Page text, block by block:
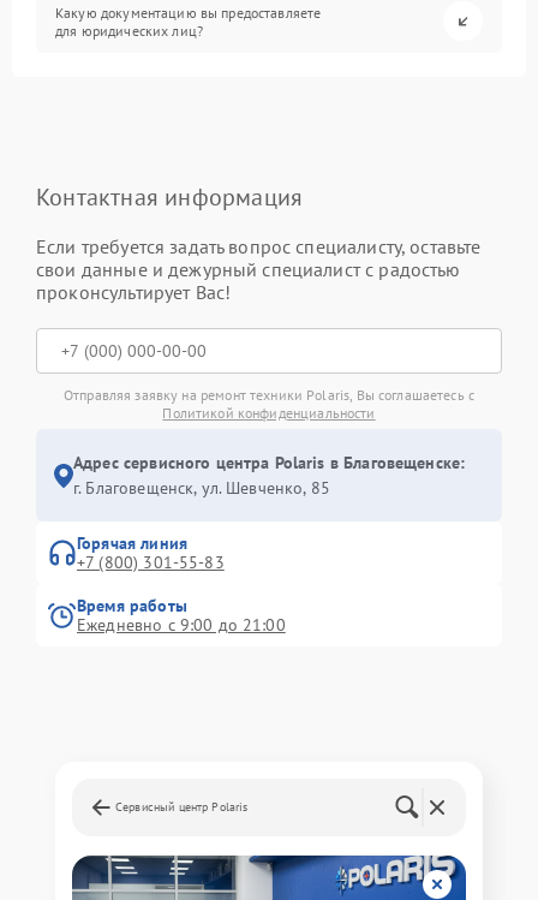
Какую документацию вы предоставляете
для юридических лиц?
Контактная информация
Если требуется задать вопрос специалисту, оставьте
свои данные и дежурный специалист с радостью
проконсультирует Вас!
Отправляя заявку на ремонт техники Polaris, Вы соглашаетесь с
Политикой конфиденциальности
Адрес сервисного центра Polaris в Благовещенске:
г. Благовещенск, ул. Шевченко, 85
Горячая линия
+7 (800) 301-55-83
Время работы
Ежедневно с 9:00 до 21:00
Сервисный центр Polaris